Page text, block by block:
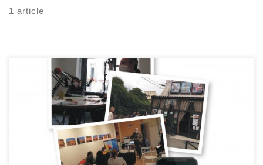
1 article
Les séances du » FCAPA JUNIOR » continuent en ligne ! Les débats
et les échanges […]